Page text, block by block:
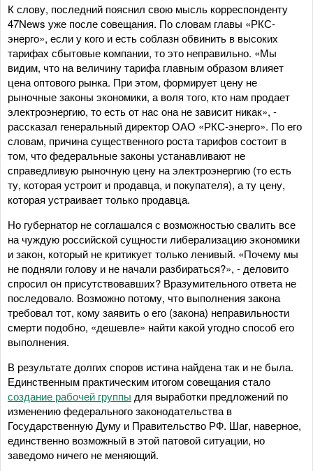
К слову, последний пояснил свою мысль корреспонденту
47News уже после совещания. По словам главы «РКС-
энерго», если у кого и есть соблазн обвинить в высоких
тарифах сбытовые компании, то это неправильно. «Мы
видим, что на величину тарифа главным образом влияет
цена оптового рынка. При этом, формирует цену не
рыночные законы экономики, а воля того, кто нам продает
электроэнергию, то есть от нас она не зависит никак», -
рассказал генеральный директор ОАО «РКС-энерго». По его
словам, причина существенного роста тарифов состоит в
том, что федеральные законы устанавливают не
справедливую рыночную цену на электроэнергию (то есть
ту, которая устроит и продавца, и покупателя), а ту цену,
которая устраивает только продавца.
Но губернатор не соглашался с возможностью свалить все
на чуждую российской сущности либерализацию экономики
и закон, который не критикует только ленивый. «Почему мы
не подняли голову и не начали разбираться?», - деловито
спросил он присутствовавших? Вразумительного ответа не
последовало. Возможно потому, что выполнения закона
требовал тот, кому заявить о его (закона) неправильности
смерти подобно, «дешевле» найти какой угодно способ его
выполнения.
В результате долгих споров истина найдена так и не была.
Единственным практическим итогом совещания стало
создание рабочей группы для выработки предложений по
изменению федерального законодательства в
Государственную Думу и Правительство РФ. Шаг, наверное,
единственно возможный в этой патовой ситуации, но
заведомо ничего не меняющий.